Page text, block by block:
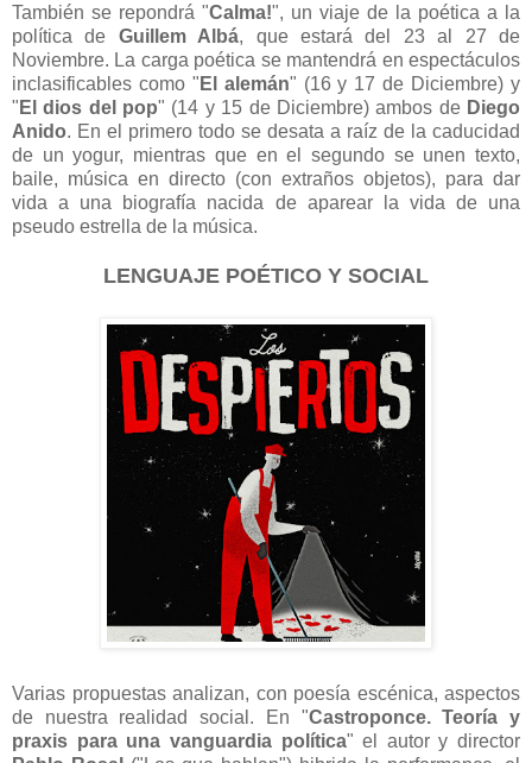
También se repondrá "Calma!", un viaje de la poética a la
política de Guillem Albá, que estará del 23 al 27 de
Noviembre. La carga poética se mantendrá en espectáculos
inclasificables como " El alemán" (16 y 17 de Diciembre) y
" El dios del pop" (14 y 15 de Diciembre) ambos de Diego
Anido. En el primero todo se desata a raíz de la caducidad
de un yogur, mientras que en el segundo se unen texto,
baile, música en directo (con extraños objetos), para dar
vida a una biografía nacida de aparear la vida de una
pseudo estrella de la música.
LENGUAJE POÉTICO Y SOCIAL
Varias propuestas analizan, con poesía escénica, aspectos
de nuestra realidad social. En "Castroponce. Teoría y
praxis para una vanguardia política" el autor y director